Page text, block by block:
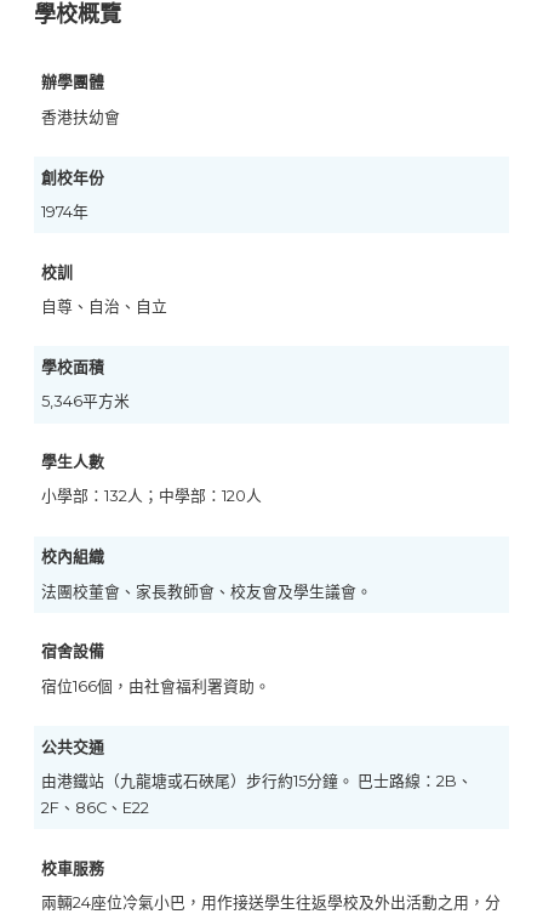
學校概覽
辦學團體
香港扶幼會
創校年份
1974年
校訓
自尊、自治、自立
學校面積
5,346平方米
學生人數
小學部：132人；中學部：120人
校內組織
法團校董會、家長教師會、校友會及學生議會。
宿舍設備
宿位166個，由社會福利署資助。
公共交通
由港鐵站（九龍塘或石硤尾）步行約15分鐘。 巴士路線：2B、
2F、86C、E22
校車服務
兩輛24座位冷氣小巴，用作接送學生往返學校及外出活動之用，分